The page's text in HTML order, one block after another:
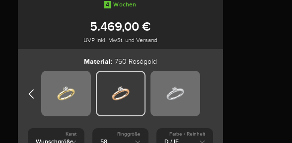
4 Wochen
5.469,00 €
UVP inkl. MwSt. und Versand
Material: 750 Roségold
Karat Ringgröße Farbe / Reinheit